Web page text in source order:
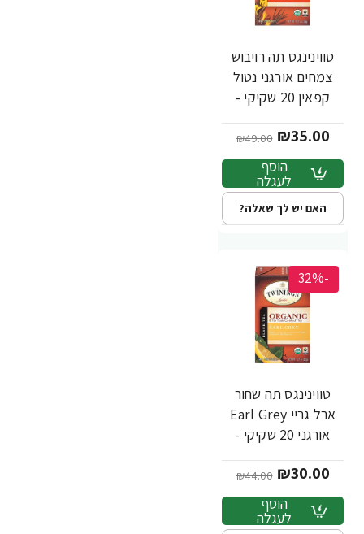
טווינינגס תה רויבוש
צמחים אורגני נטול
קפאין 20 שקיקי -
₪35.00
₪49.00
הוסף
לעגלה
האם יש לך שאלה?
-32%
טווינינגס תה שחור
ארל גריי Earl Grey
אורגני 20 שקיקי -
₪30.00
₪44.00
הוסף
לעגלה